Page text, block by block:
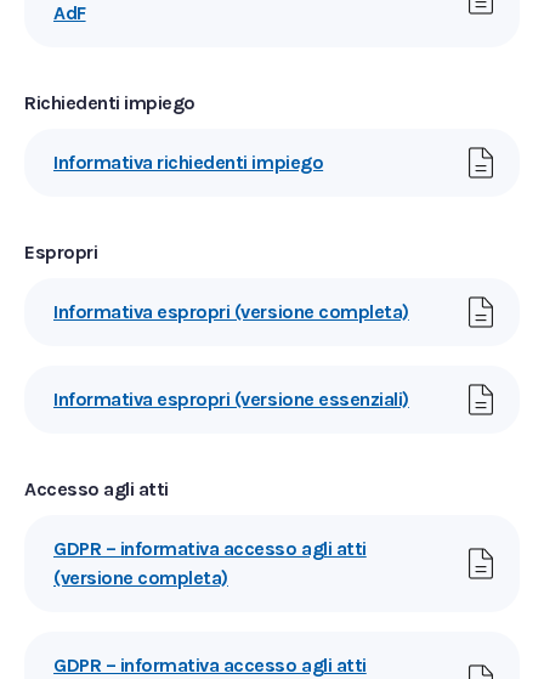
AdF
Richiedenti impiego
Informativa richiedenti impiego
Espropri
Informativa espropri (versione completa)
Informativa espropri (versione essenziali)
Accesso agli atti
GDPR – informativa accesso agli atti
(versione completa)
GDPR – informativa accesso agli atti